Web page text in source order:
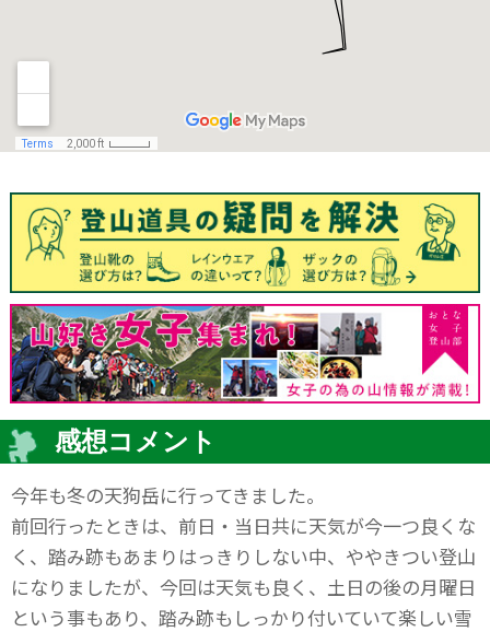
感想コメント
今年も冬の天狗岳に行ってきました。
前回行ったときは、前日・当日共に天気が今一つ良くな
く、踏み跡もあまりはっきりしない中、ややきつい登山
になりましたが、今回は天気も良く、土日の後の月曜日
という事もあり、踏み跡もしっかり付いていて楽しい雪